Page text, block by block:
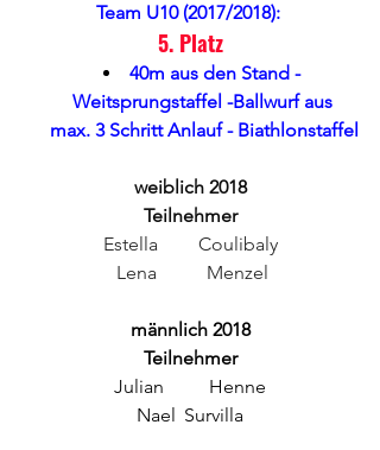
Team U10 (2017/2018):
5. Platz
40m aus den Stand -
Weitsprungstaffel -Ballwurf aus
max. 3 Schritt Anlauf - Biathlonstaffel
weiblich 2018
Teilnehmer
Estella 	Coulibaly
Lena 	Menzel
männlich 2018
Teilnehmer
Julian 	Henne
Nael	Survilla